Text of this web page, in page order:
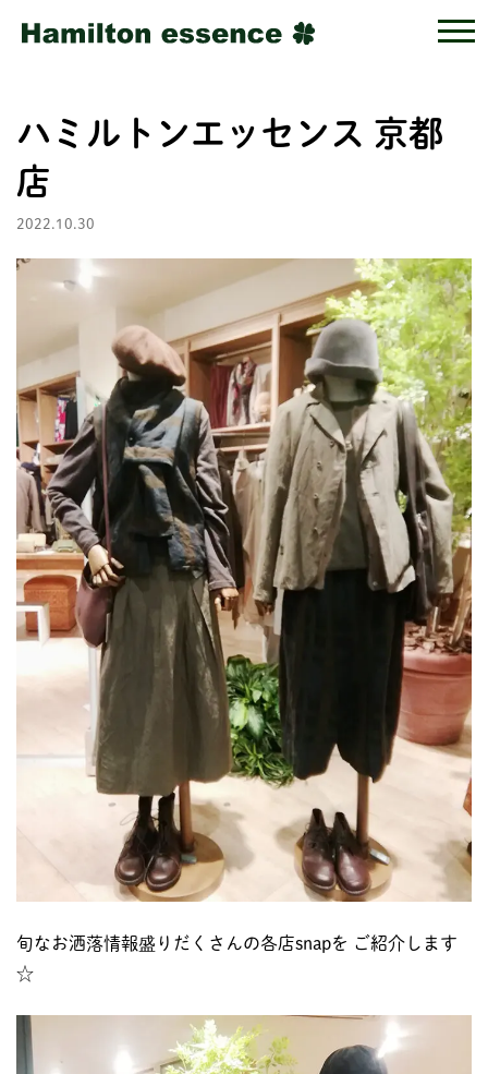
ハミルトンエッセンス 京都
店
2022.10.30
旬なお洒落情報盛りだくさんの各店snapを ご紹介します
☆